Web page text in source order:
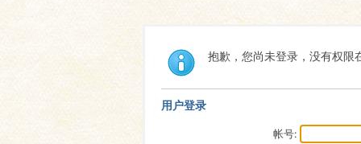
抱歉，您尚未登录，没有权限
用户登录
帐号: